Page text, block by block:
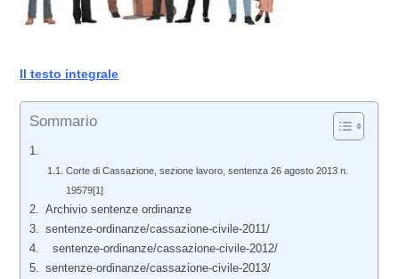
Il testo integrale
Sommario
Corte di Cassazione, sezione lavoro, sentenza 26 agosto 2013 n.
19579[1]
Archivio sentenze ordinanze
sentenze-ordinanze/cassazione-civile-2011/
sentenze-ordinanze/cassazione-civile-2012/
sentenze-ordinanze/cassazione-civile-2013/